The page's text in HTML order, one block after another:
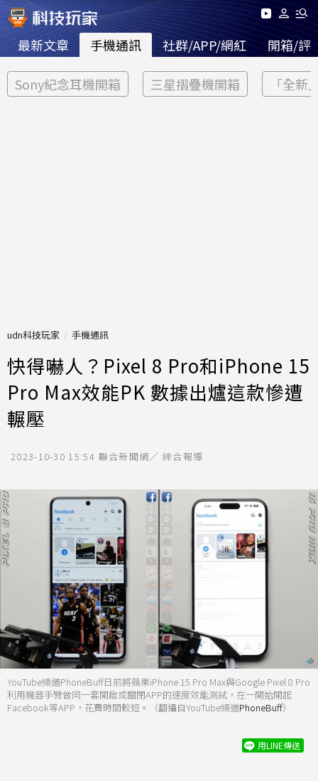
最新文章 手機通訊 社群/APP/網紅 開箱/評
Sony紀念耳機開箱 三星摺疊機開箱 「全新
udn科技玩家 手機通訊
快得嚇人？Pixel 8 Pro和iPhone 15
Pro Max效能PK 數據出爐這款慘遭
輾壓
2023-10-30 15:54 聯合新聞網／ 綜合報導
YouTube頻道PhoneBuff日前將蘋果iPhone 15 Pro Max與Google Pixel 8 Pro
利用機器手臂做同一套開啟或關閉APP的速度效能測試，在一開始開起
Facebook等APP，花費時間較短。（翻攝自YouTube頻道PhoneBuff）
用LINE傳送